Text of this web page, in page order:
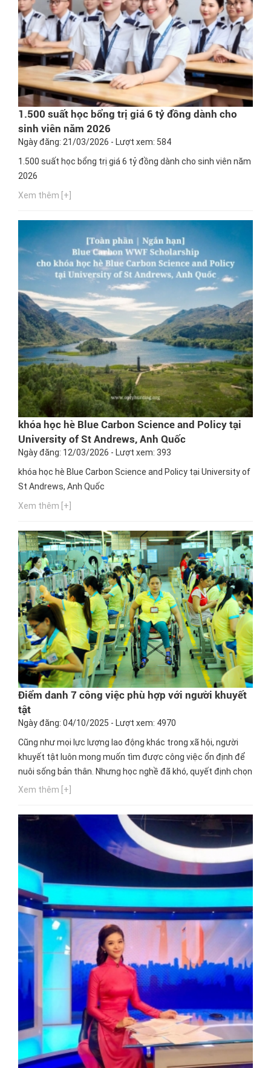
1.500 suất học bổng trị giá 6 tỷ đồng dành cho
sinh viên năm 2026
Ngày đăng: 21/03/2026 - Lượt xem: 584
1.500 suất học bổng trị giá 6 tỷ đồng dành cho sinh viên năm
2026
Xem thêm [+]
khóa học hè Blue Carbon Science and Policy tại
University of St Andrews, Anh Quốc
Ngày đăng: 12/03/2026 - Lượt xem: 393
khóa học hè Blue Carbon Science and Policy tại University of
St Andrews, Anh Quốc
Xem thêm [+]
Điểm danh 7 công việc phù hợp với người khuyết
tật
Ngày đăng: 04/10/2025 - Lượt xem: 4970
Cũng như mọi lực lượng lao động khác trong xã hội, người
khuyết tật luôn mong muốn tìm được công việc ổn định để
nuôi sống bản thân. Nhưng học nghề đã khó, quyết định chọn
một nghề thích hợp cho mình lại càng khó hơn. Ngay bây giờ,
Xem thêm [+]